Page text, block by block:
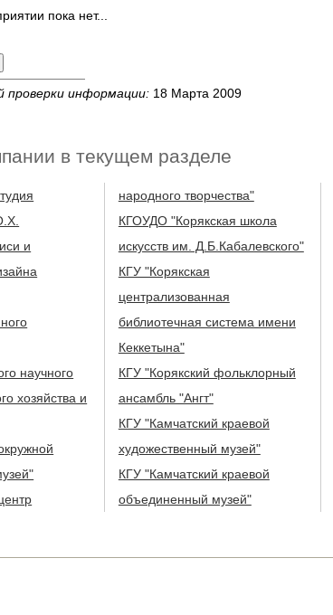
пока нет...
проверки информации: 18 Марта 2009
в текущем разделе
и
научного
хозяйства и
народного творчества"
КГОУДО "Корякская школа
искусств им. Д.Б.Кабалевского"
КГУ "Корякская
централизованная
библиотечная система имени
Кеккетына"
КГУ "Корякский фольклорный
ансамбль "Ангт"
КГУ "Камчатский краевой
художественный музей"
КГУ "Камчатский краевой
объединенный музей"